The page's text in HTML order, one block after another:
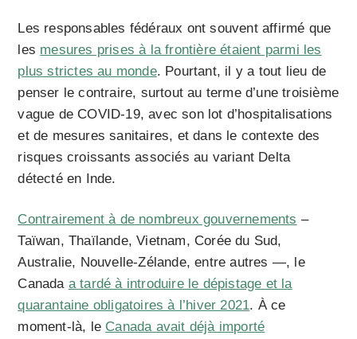
Les responsables fédéraux ont souvent affirmé que
les mesures prises à la frontière étaient parmi les
plus strictes au monde. Pourtant, il y a tout lieu de
penser le contraire, surtout au terme d’une troisième
vague de COVID-19, avec son lot d’hospitalisations
et de mesures sanitaires, et dans le contexte des
risques croissants associés au variant Delta
détecté en Inde.
Contrairement à de nombreux gouvernements –
Taïwan, Thaïlande, Vietnam, Corée du Sud,
Australie, Nouvelle-Zélande, entre autres —, le
Canada a tardé à introduire le dépistage et la
quarantaine obligatoires à l’hiver 2021. À ce
moment-là, le Canada avait déjà importé